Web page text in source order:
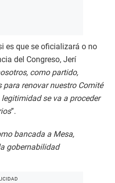
es que se oficializará o no
del Congreso, Jerí
como partido,
renovar nuestro Comité
se va a proceder
”.
bancada a Mesa,
gobernabilidad